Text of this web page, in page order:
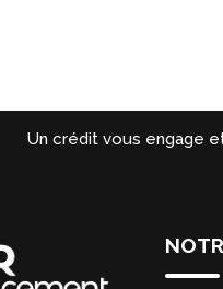
Un crédit vous engage